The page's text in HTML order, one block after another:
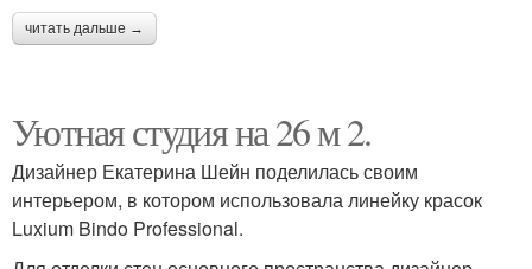
читать дальше →
Уютная студия на 26 м 2.
Дизайнер Екатерина Шейн поделилась своим
интерьером, в котором использовала линейку красок
Luxium Bindo Professional.